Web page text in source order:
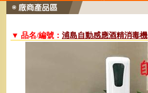
▼ 品名/編號： 浦島自動感應酒精消毒機